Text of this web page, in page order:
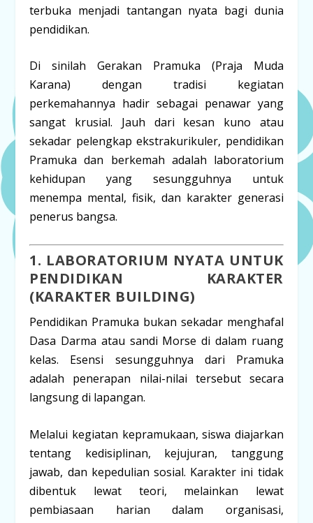
terbuka menjadi tantangan nyata bagi dunia
pendidikan.
Di sinilah Gerakan Pramuka (Praja Muda
Karana) dengan tradisi kegiatan
perkemahannya hadir sebagai penawar yang
sangat krusial. Jauh dari kesan kuno atau
sekadar pelengkap ekstrakurikuler, pendidikan
Pramuka dan berkemah adalah laboratorium
kehidupan yang sesungguhnya untuk
menempa mental, fisik, dan karakter generasi
penerus bangsa.
1. LABORATORIUM NYATA UNTUK
PENDIDIKAN KARAKTER
(KARAKTER BUILDING)
Pendidikan Pramuka bukan sekadar menghafal
Dasa Darma atau sandi Morse di dalam ruang
kelas. Esensi sesungguhnya dari Pramuka
adalah penerapan nilai-nilai tersebut secara
langsung di lapangan.
Melalui kegiatan kepramukaan, siswa diajarkan
tentang kedisiplinan, kejujuran, tanggung
jawab, dan kepedulian sosial. Karakter ini tidak
dibentuk lewat teori, melainkan lewat
pembiasaan harian dalam organisasi,